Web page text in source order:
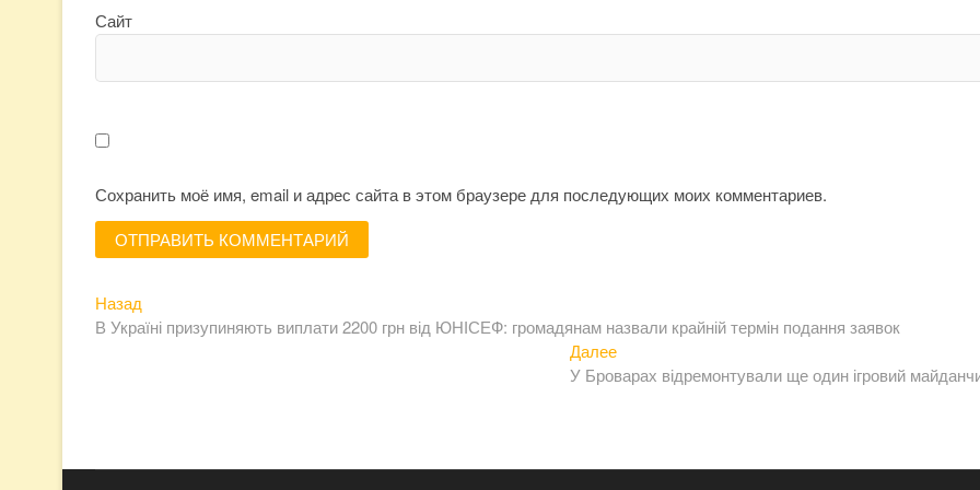
Сайт
Сохранить моё имя, email и адрес сайта в этом браузере для последующих моих комментариев.
Навигация
по
Назад
запись:
В Україні призупиняють виплати 2200 грн від ЮНІСЕФ: громадянам назвали крайній термін подання заявок
ДалееСледующая
запись:
У Броварах відремонтували ще один ігровий